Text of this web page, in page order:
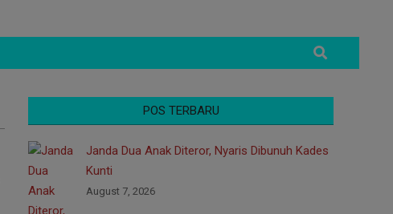
Search
POS TERBARU
Janda Dua Anak Diteror, Nyaris Dibunuh Kades
Kunti
August 7, 2026